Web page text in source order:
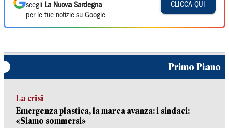
scegli La Nuova Sardegna
per le tue notizie su Google
CLICCA QUI
Primo Piano
La crisi
Emergenza plastica, la marea avanza: i sindaci:
«Siamo sommersi»